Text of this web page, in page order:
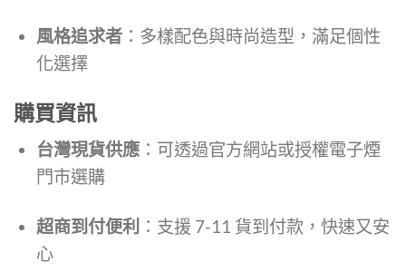
風格追求者：多樣配色與時尚造型，滿足個性
化選擇
購買資訊
台灣現貨供應：可透過官方網站或授權電子煙
門市選購
超商到付便利 ：支援 7-11 貨到付款，快速又安
心